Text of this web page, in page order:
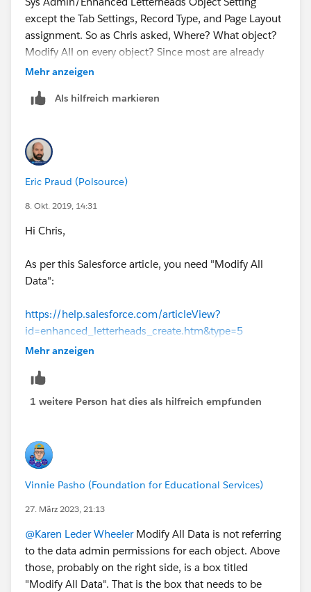
except the Tab Settings, Record Type, and Page Layout
assignment. So as Chris asked, Where? What object?
Modify All on every object? Since most are already
Modify All for SysAdmin why can't I create one? So
Mehr anzeigen
Als hilfreich markieren
Eric Praud (Polsource)
8. Okt. 2019, 14:31
Hi Chris,
As per this Salesforce article, you need "Modify All
Data":
https://help.salesforce.com/articleView?
id=enhanced_letterheads_create.htm&type=5
exactly what it says on the tin!
Mehr anzeigen
1 weitere Person hat dies als hilfreich empfunden
Vinnie Pasho (Foundation for Educational Services)
27. März 2023, 21:13
@Karen Leder WheelerModify All Data is not referring
to the data admin permissions for each object. Above
those, probably on the right side, is a box titled
"Modify All Data". That is the box that needs to be